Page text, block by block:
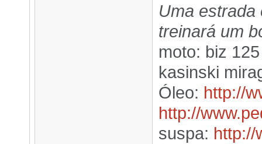
Uma estrada
treinará um
moto: biz
kasinski
Óleo: http://
http://
suspa: http://